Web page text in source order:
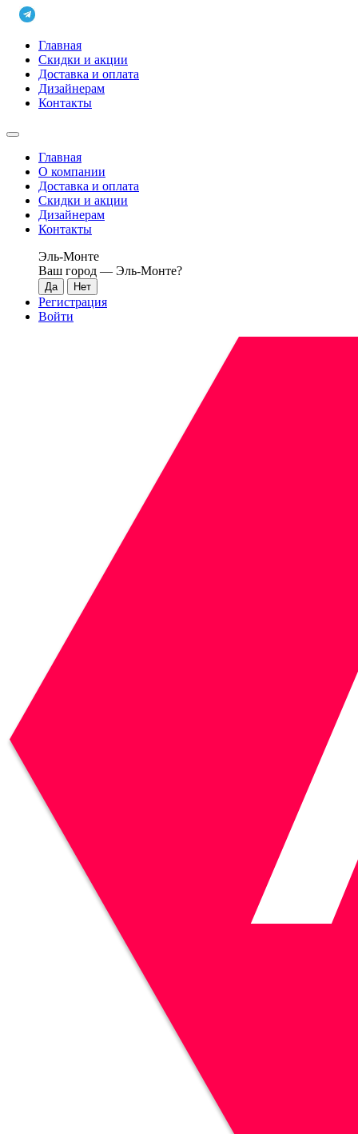
Главная
Скидки и акции
Доставка и оплата
Дизайнерам
Контакты
Главная
О компании
Доставка и оплата
Скидки и акции
Дизайнерам
Контакты
Эль-Монте
Ваш город — Эль-Монте?
Регистрация
Войти